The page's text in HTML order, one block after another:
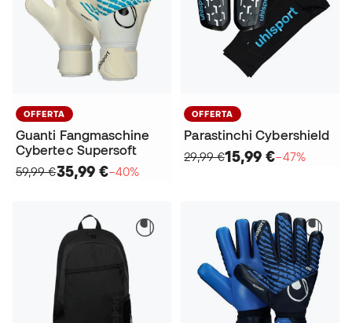
OFFERTA
Guanti Fangmaschine
Cybertec Supersoft
59,99 €35,99 €−40%
OFFERTA
Parastinchi Cybershield
29,99 €15,99 €−47%